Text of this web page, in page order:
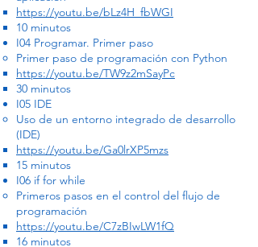
https://youtu.be/bLz4H_fbWGI
10 minutos
I04 Programar. Primer paso
Primer paso de programación con Python
https://youtu.be/TW9z2mSayPc
30 minutos
I05 IDE
Uso de un entorno integrado de desarrollo
(IDE)
https://youtu.be/Ga0lrXP5mzs
15 minutos
I06 if for while
Primeros pasos en el control del flujo de
programación
https://youtu.be/C7zBIwLW1fQ
16 minutos